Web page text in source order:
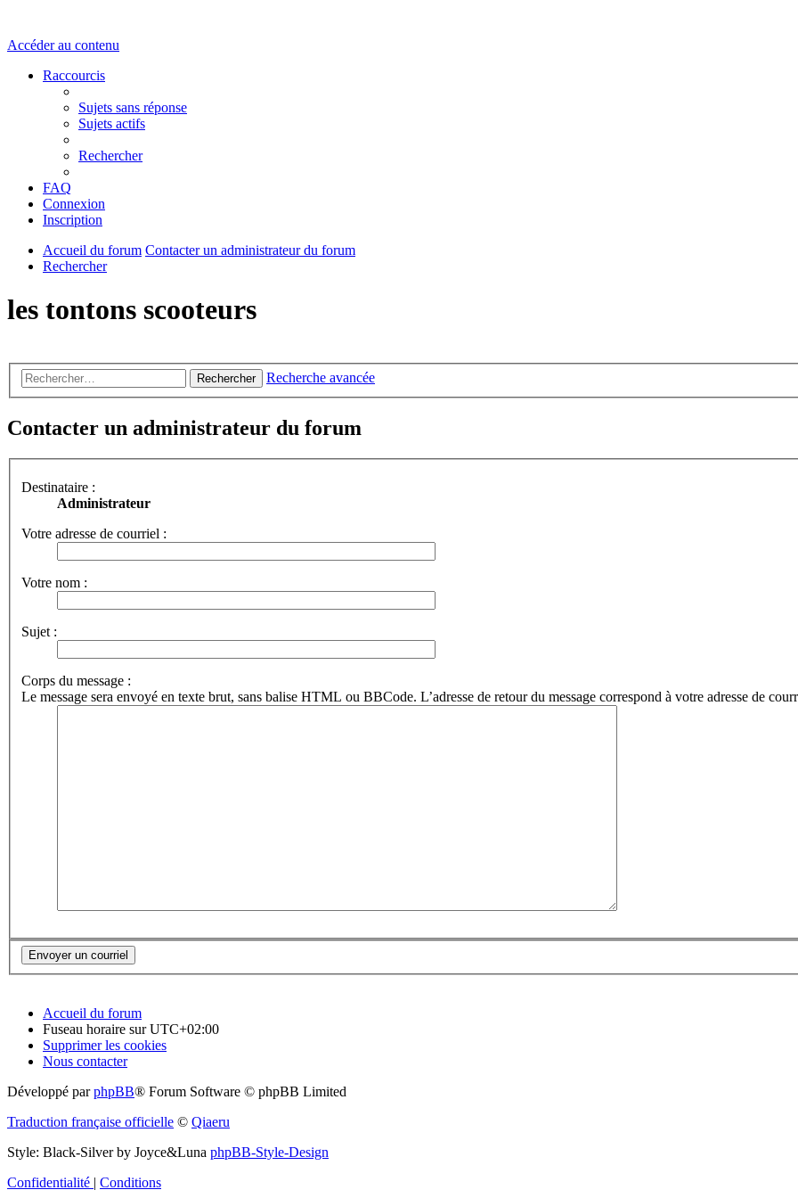
Accéder au contenu
Raccourcis
Sujets sans réponse
Sujets actifs
Rechercher
FAQ
Connexion
Inscription
Accueil du forum Contacter un administrateur du forum
Rechercher
les tontons scooteurs
Rechercher Recherche avancée
Contacter un administrateur du forum
Destinataire :
Administrateur
Votre adresse de courriel :
Votre nom :
Sujet :
Corps du message :
Le message sera envoyé en texte brut, sans balise HTML ou BBCode. L’adresse de retour du message correspond à votre adresse de
Accueil du forum
Fuseau horaire surUTC+02:00
Supprimer les cookies
Nous contacter
Développé parphpBB® Forum Software © phpBB Limited
Traduction française officielle © Qiaeru
Style: Black-Silver by Joyce&Luna phpBB-Style-Design
Confidentialité | Conditions